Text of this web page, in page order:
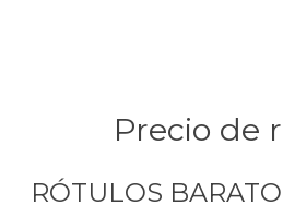
Precio de
RÓTULOS